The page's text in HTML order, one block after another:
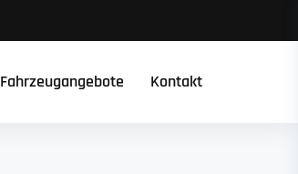
Fahrzeugangebote Kontakt